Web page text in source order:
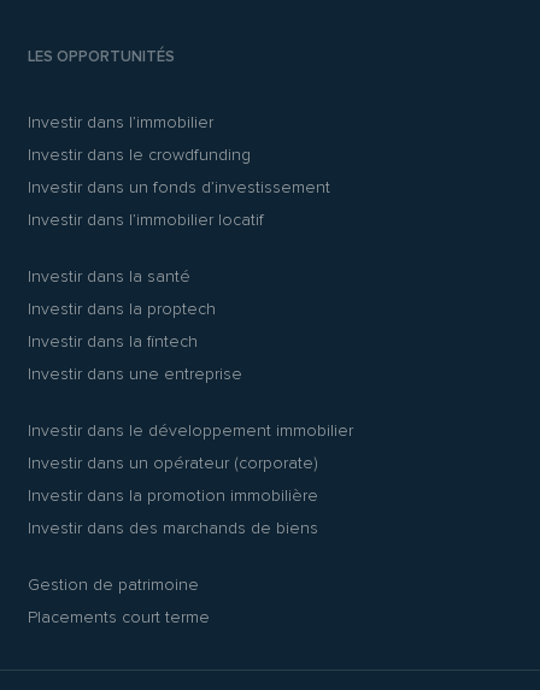
LES OPPORTUNITÉS
Investir dans l’immobilier
Investir dans le crowdfunding
Investir dans un fonds d’investissement
Investir dans l’immobilier locatif
Investir dans la santé
Investir dans la proptech
Investir dans la fintech
Investir dans une entreprise
Investir dans le développement immobilier
Investir dans un opérateur (corporate)
Investir dans la promotion immobilière
Investir dans des marchands de biens
Gestion de patrimoine
Placements court terme